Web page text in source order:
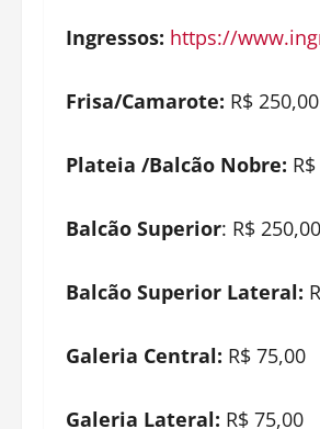
Ingressos: https://
Frisa/Camarote: R$
Plateia /Balcão Nobre:
Balcão Superior: R$ 250,00
Balcão Superior Lateral:
Galeria Central: R$ 75,00
Galeria Lateral: R$ 75,00